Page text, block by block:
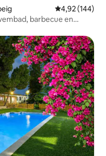
Gemiddelde
4,92 (144)
barbecue en